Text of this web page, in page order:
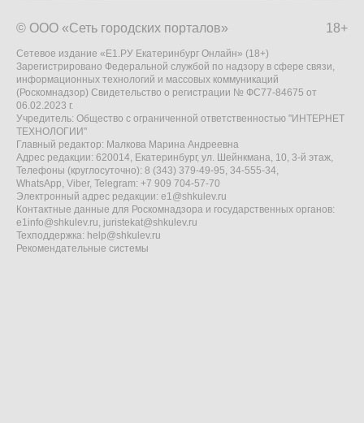
18+
© ООО «Сеть городских порталов»
Сетевое издание «Е1.РУ Екатеринбург Онлайн» (18+)
Зарегистрировано Федеральной службой по надзору в сфере связи,
информационных технологий и массовых коммуникаций
(Роскомнадзор) Свидетельство о регистрации № ФС77-84675 от
06.02.2023 г.
Учредитель: Общество с ограниченной ответственностью "ИНТЕРНЕТ
ТЕХНОЛОГИИ"
Главный редактор: Малкова Марина Андреевна
Адрес редакции: 620014, Екатеринбург, ул. Шейнкмана, 10, 3-й этаж,
Телефоны (круглосуточно): 8 (343) 379-49-95, 34-555-34,
WhatsApp, Viber, Telegram: +7 909 704-57-70
Электронный адрес редакции: e1@shkulev.ru
Контактные данные для Роскомнадзора и государственных органов:
e1info@shkulev.ru, juristekat@shkulev.ru
Техподдержка: help@shkulev.ru
Рекомендательные системы